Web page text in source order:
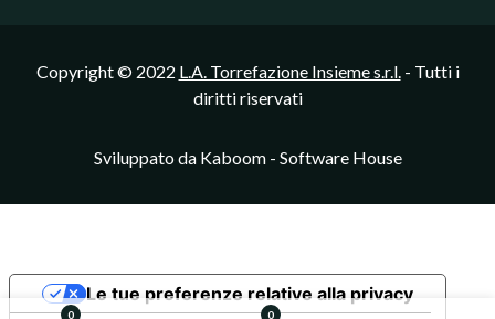
0 0
Copyright © 2022 L.A. Torrefazione Insieme s.r.l.- Tutti i
diritti riservati
Sviluppato da Kaboom - Software House
Le tue preferenze relative alla privacy